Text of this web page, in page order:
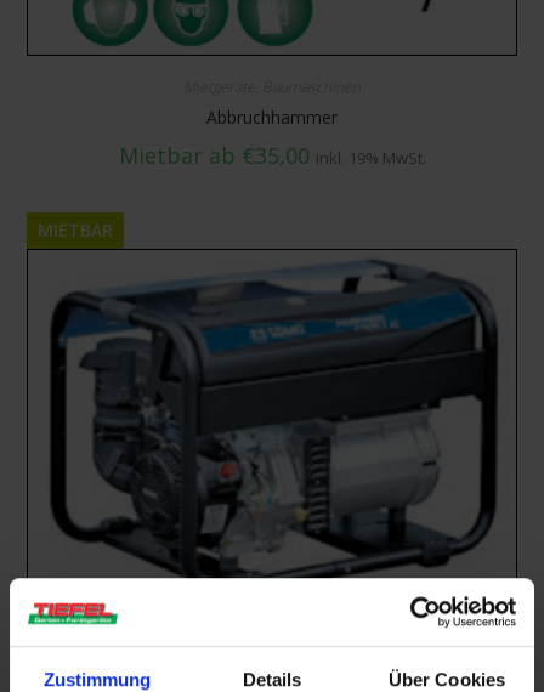
Zustimmung Details Über Cookies
Abbruchhammer
Mietbar ab €35,00 inkl. 19% MwSt.
MIETBAR
Baumaschinen,Mietgeräte
Stromerzeuger 7,5 KVA